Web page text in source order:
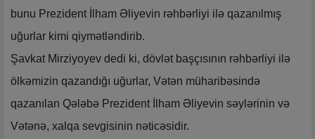
bunu Prezident İlham Əliyevin rəhbərliyi ilə qazanılmış
uğurlar kimi qiymətləndirib.
Şavkat Mirziyoyev dedi ki, dövlət başçısının rəhbərliyi ilə
ölkəmizin qazandığı uğurlar, Vətən müharibəsində
qazanılan Qələbə Prezident İlham Əliyevin səylərinin və
Vətənə, xalqa sevgisinin nəticəsidir.